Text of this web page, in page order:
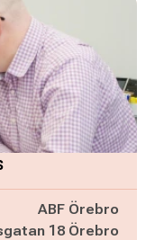
ABF Örebro
18 Örebro